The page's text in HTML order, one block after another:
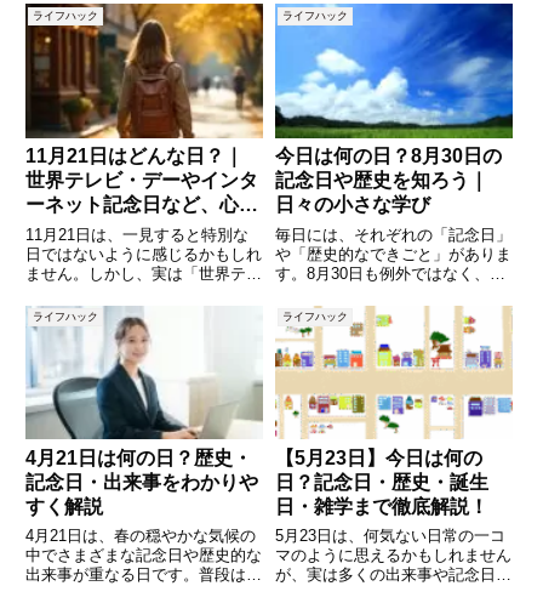
歌」です。子どものころに歌った
記憶がある方も多いのではないで
しょうか。しかし、あらためて歌
詞の意味を考えたことはあります
か
り、歴史の転換点であり、ちょっ
とした雑学の宝庫です。今回は
「8月23日」に焦点を当て、この
日に制定された記念日や、過去に
ライフハック
11月21日はどんな日？｜
世界テレビ・デーやインタ
ーネット記念日など、心が
温まる5つの記念日を紹介
11月21日は、一見すると特別な
日ではないように感じるかもしれ
ません。しかし、実は「世界テレ
念日」など、現代の生活に深く関
わる記念日がいくつも制定されて
います。また、人々の感謝や平和
への願いが込められた記念日も
ライフハック
今日は何の日？8月30日の
記念日や歴史を知ろう｜
日々の小さな学び
毎日には、それぞれの「記念日」
や「歴史的なできごと」がありま
す。8月30日も例外ではなく、日
大きな出来事、そしてその背景に
は多くの物語があります。普段は
何気なく過ぎていく1日ですが、
由来や意味を知ることで、少し
ライフハック
4月21日は何の日？歴史・
記念日・出来事をわかりや
すく解説
4月21日は、春の穏やかな気候の
中でさまざまな記念日や歴史的な
出来事が重なる日です。普段は何
ライフハック
【5月23日】今日は何の
日？記念日・歴史・誕生
日・雑学まで徹底解説！
5月23日は、何気ない日常の一コ
マのように思えるかもしれません
が、実は多くの出来事や記念日が